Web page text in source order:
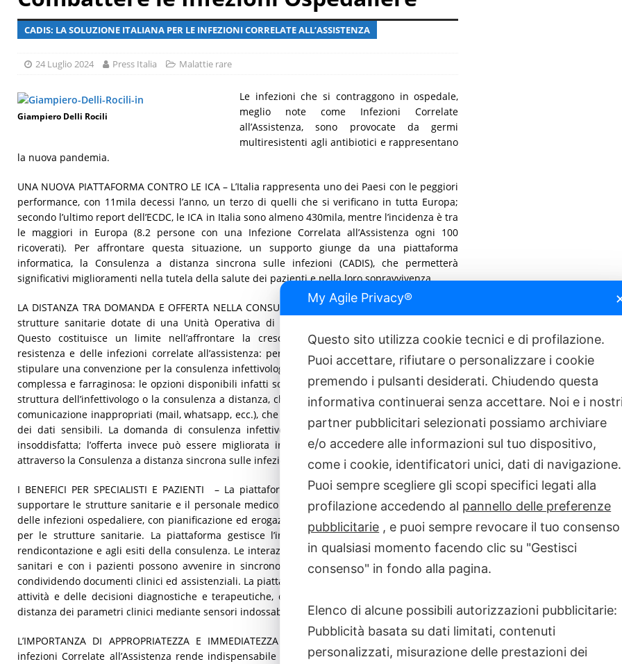
[ 29 Luglio 2026 ] Giornata mondiale delle epatiti, malattia ancora presente MALATTIE RARE
CADIS: LA SOLUZIONE ITALIANA PER LE INFEZIONI CORRELATE ALL’ASSISTENZA
24 Luglio 2024 Press Italia Malattie rare
Giampiero Delli Rocili
Le infezioni che si contraggono in ospedale,
meglio note come Infezioni Correlate
all’Assistenza, sono provocate da germi
multiresistenti agli antibiotici e rappresentano
la nuova pandemia.
UNA NUOVA PIATTAFORMA CONTRO LE ICA – L’Italia rappresenta uno dei Paesi con le peggiori
performance, con 11mila decessi l’anno, un terzo di quelli che si verificano in tutta Europa;
secondo l’ultimo report dell’ECDC, le ICA in Italia sono almeno 430mila, mentre l’incidenza è tra
le maggiori in Europa (8.2 persone con una Infezione Correlata all’Assistenza ogni 100
ricoverati). Per affrontare questa situazione, un supporto giunge da una piattaforma
informatica, la Consulenza a distanza sincrona sulle infezioni (CADIS), che permetterà
significativi miglioramenti nella tutela della salute dei pazienti e nella loro sopravvivenza.
LA DISTANZA TRA DOMANDA E OFFERTA NELLA CONSULENZA INFETTIVOLOGICA – In Italia, le
strutture sanitarie dotate di una Unità Operativa di Malattie Infettive sono molto poche.
Questo costituisce un limite nell’affrontare la crescita dei fenomeni dell’antimicrobico
resistenza e delle infezioni correlate all’assistenza: per questo, molte strutture decidono di
stipulare una convenzione per la consulenza infettivologica, che spesso si realizza in maniera
complessa e farraginosa: le opzioni disponibili infatti sono il trasferimento del paziente nella
struttura dell’infettivologo o la consulenza a distanza, che abitualmente avviene con mezzi di
comunicazione inappropriati (mail, whatsapp, ecc.), che non tengono conto della condivisione
dei dati sensibili. La domanda di consulenza infettivologica resta pertanto in gran parte
insoddisfatta; l’offerta invece può essere migliorata in quantità, in qualità e in efficienza
attraverso la Consulenza a distanza sincrona sulle infezioni (CADIS).
I BENEFICI PER SPECIALISTI E PAZIENTI – La piattaforma informatica CADIS è finalizzata a
supportare le strutture sanitarie e il personale medico nella diagnosi, prescrizione e terapia
delle infezioni ospedaliere, con pianificazione ed erogazione della consulenza in tempo reale
per le strutture sanitarie. La piattaforma gestisce l’intero flusso, dalla richiesta fino alla
rendicontazione e agli esiti della consulenza. Le interazioni dell’infettivologo con gli operatori
sanitari e con i pazienti possono avvenire in sincrono e in tempo reale via video, audio e
condividendo documenti clinici ed assistenziali. La piattaforma permette la registrazione delle
attività e delle decisioni diagnostiche e terapeutiche, consentendo anche il monitoraggio a
distanza dei parametri clinici mediante sensori indossabili.
L’IMPORTANZA DI APPROPRIATEZZA E IMMEDIATEZZA – “Lo scenario italiano in tema di
infezioni Correlate all’Assistenza rende indispensabile una appropriatezza prescrittiva della
My Agile Privacy®
Questo sito utilizza cookie tecnici e di profilazione.
Puoi accettare, rifiutare o personalizzare i cookie
premendo i pulsanti desiderati. Chiudendo questa
informativa continuerai senza accettare. Noi e i
partner pubblicitari selezionati possiamo archiviare
e/o accedere alle informazioni sul tuo dispositivo,
come i cookie, identificatori unici, dati di navigazione.
Puoi sempre scegliere gli scopi specifici legati alla
profilazione accedendo al pannello delle preferenze
pubblicitarie , e puoi sempre revocare il tuo consenso
in qualsiasi momento facendo clic su "Gestisci
consenso" in fondo alla pagina.
Elenco di alcune possibili autorizzazioni pubblicitarie:
Pubblicità basata su dati limitati, contenuti
personalizzati, misurazione delle prestazioni dei